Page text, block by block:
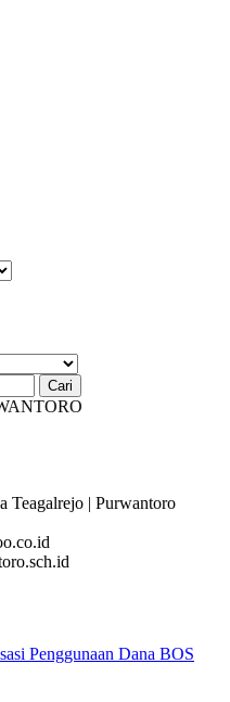
Teagalrejo | Purwantoro